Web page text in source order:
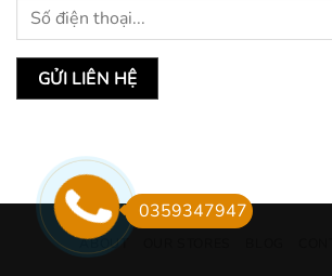
ABOUT
0359347947